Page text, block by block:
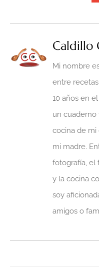
Caldillo
Mi nombre
entre
10 años en
un
cocina de mi
mi madre.
fotografía, el
y la cocina
soy
amigos o